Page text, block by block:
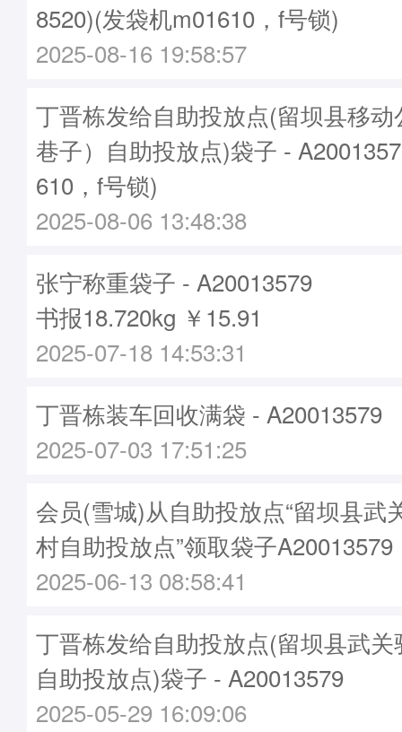
8520)(发袋机m01610，f号锁)
2025-08-16 19:58:57
丁晋栋发给自助投放点(留坝县移
巷子）自助投放点)袋子 -
610，f号锁)
2025-08-06 13:48:38
张宁称重袋子 - A20013579
书报18.720kg ￥15.91
2025-07-18 14:53:31
丁晋栋装车回收满袋 - A20013579
2025-07-03 17:51:25
会员(雪城)从自助投放点“留坝县武
村自助投放点”领取袋子A20013579
2025-06-13 08:58:41
丁晋栋发给自助投放点(留坝县武
自助投放点)袋子 - A20013579
2025-05-29 16:09:06